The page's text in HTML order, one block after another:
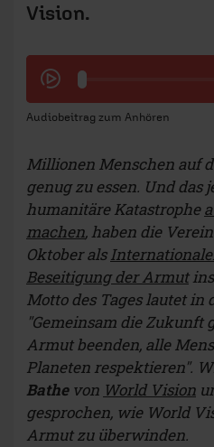
Vision.
Audiobeitrag zum Anhören
Millionen Menschen auf
genug zu essen. Und das
humanitäre Katastrophe
machen, haben die
Oktober als
Beseitigung der Armutins
Motto des Tages lautet in
"Gemeinsam die Zukunft
Armut beenden, alle
Planeten respektieren".
Bathevon World Vision
gesprochen, wie World
Armut zu überwinden.